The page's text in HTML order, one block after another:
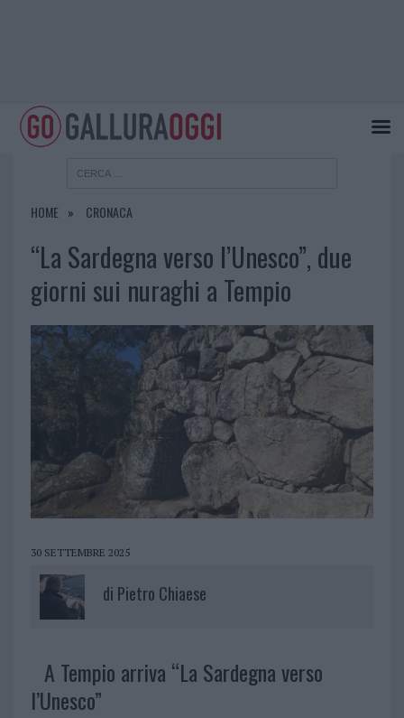
HOME CRONACA
“La Sardegna verso l’Unesco”, due
giorni sui nuraghi a Tempio
30 SETTEMBRE 2025
di Pietro Chiaese
A Tempio arriva “La Sardegna verso
l’Unesco”